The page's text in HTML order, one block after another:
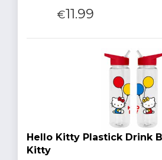
€11.99
Hello Kitty Plastick Drink
Kitty